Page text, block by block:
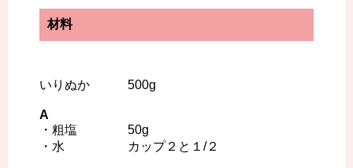
材料
いりぬか 500g
A
・粗塩 50g
・水 カップ２と１/２